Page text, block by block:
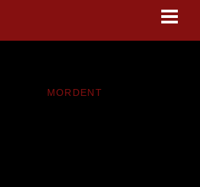
MORDENT